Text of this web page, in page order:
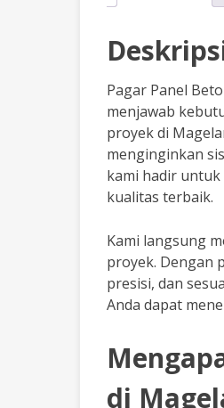
Pagar Panel
menjawab
proyek di
menginginkan
kami hadir untuk
kualitas terbaik.
Kami langsung
proyek. Dengan
presisi, dan
Anda dapat
di